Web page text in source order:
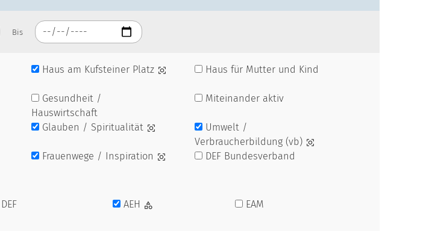
Bis
Haus am Kufsteiner Platz Haus für Mutter und Kind
Gesundheit /
Hauswirtschaft
Miteinander aktiv
Glauben / Spiritualität
Umwelt /
Verbraucherbildung (vb)
Frauenwege / Inspiration
DEF Bundesverband
DEF AEH EAM